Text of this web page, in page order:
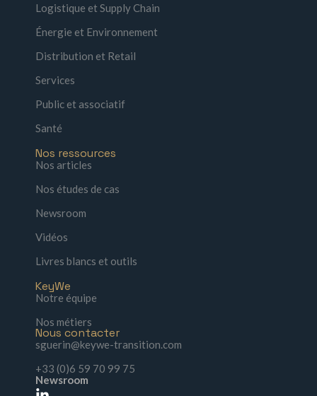
Logistique et Supply Chain
Énergie et Environnement
Distribution et Retail
Services
Public et associatif
Santé
Nos ressources
Nos articles
Nos études de cas
Newsroom
Vidéos
Livres blancs et outils
KeyWe
Notre équipe
Nos métiers
Nous contacter
sguerin@keywe-transition.com
+33 (0)6 59 70 99 75
Newsroom